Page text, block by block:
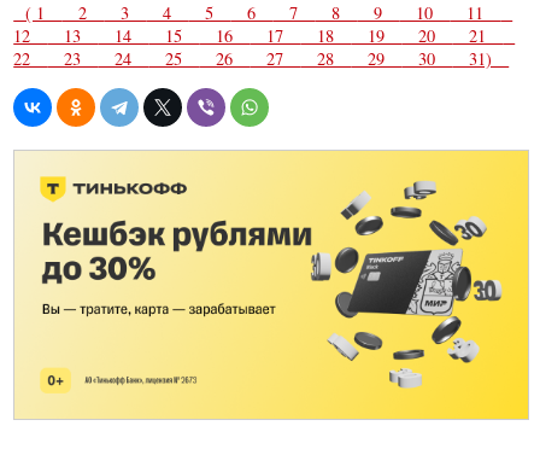
( 1 2 3 4 5 6 7 8 9 10
11
12
13 14 15 16 17 18 19 20
21
22
23 24 25 26 27 28 29 30 31)